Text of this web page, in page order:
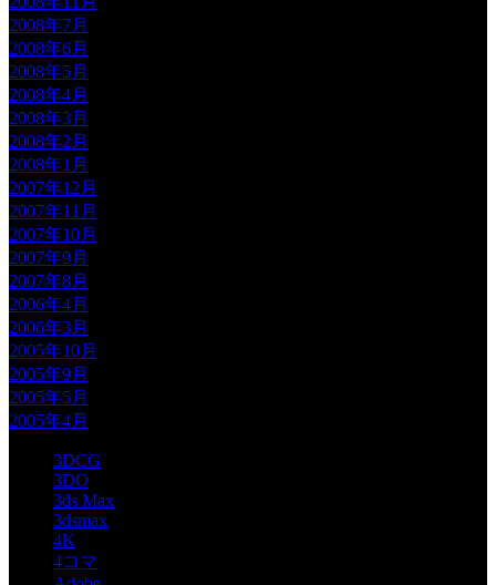
2008年7月
2008年6月
2008年5月
2008年4月
2008年3月
2008年2月
2008年1月
2007年12月
2007年11月
2007年10月
2007年9月
2007年8月
2006年4月
2006年3月
2005年10月
2005年9月
2005年5月
2005年4月
3DCG
3DO
3ds Max
3dsmax
4K
4コマ